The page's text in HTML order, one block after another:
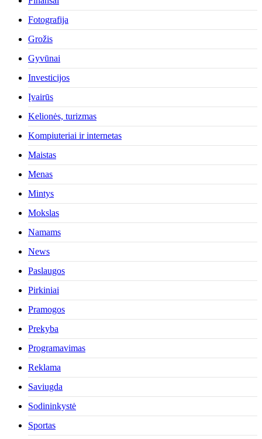
Fotografija
Grožis
Gyvūnai
Investicijos
Įvairūs
Kelionės, turizmas
Kompiuteriai ir internetas
Maistas
Menas
Mintys
Mokslas
Namams
News
Paslaugos
Pirkiniai
Pramogos
Prekyba
Programavimas
Reklama
Saviugda
Sodininkystė
Sportas